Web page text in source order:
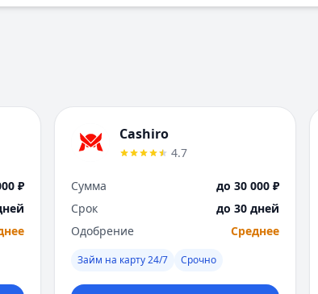
₽
Cashiro
4.7
Сумма
до 30 000 ₽
Срок
до 30 дней
Одобрение
Среднее
Займ на карту 24/7 Срочно